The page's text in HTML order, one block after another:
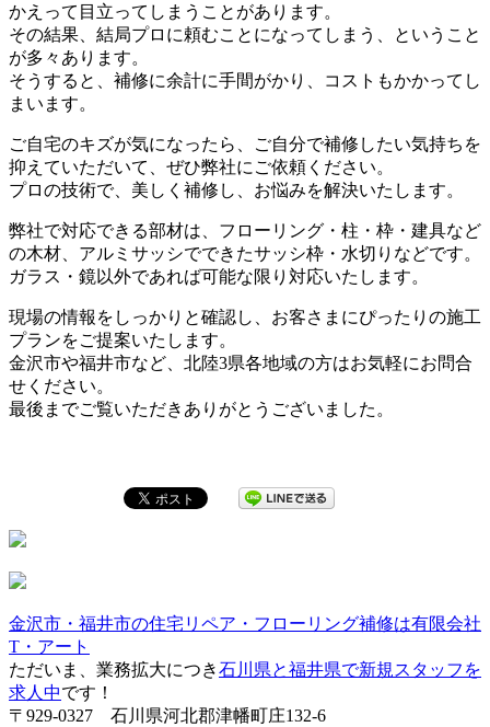
かえって目立ってしまうことがあります。
その結果、結局プロに頼むことになってしまう、ということ
が多々あります。
そうすると、補修に余計に手間がかり、コストもかかってし
まいます。
ご自宅のキズが気になったら、ご自分で補修したい気持ちを
抑えていただいて、ぜひ弊社にご依頼ください。
プロの技術で、美しく補修し、お悩みを解決いたします。
弊社で対応できる部材は、フローリング・柱・枠・建具など
の木材、アルミサッシでできたサッシ枠・水切りなどです。
ガラス・鏡以外であれば可能な限り対応いたします。
現場の情報をしっかりと確認し、お客さまにぴったりの施工
プランをご提案いたします。
金沢市や福井市など、北陸3県各地域の方はお気軽にお問合
せください。
最後までご覧いただきありがとうございました。
金沢市・福井市の住宅リペア・フローリング補修は有限会社
T・アート
ただいま、業務拡大につき石川県と福井県で新規スタッフを
求人中です！
〒929-0327 石川県河北郡津幡町庄132-6